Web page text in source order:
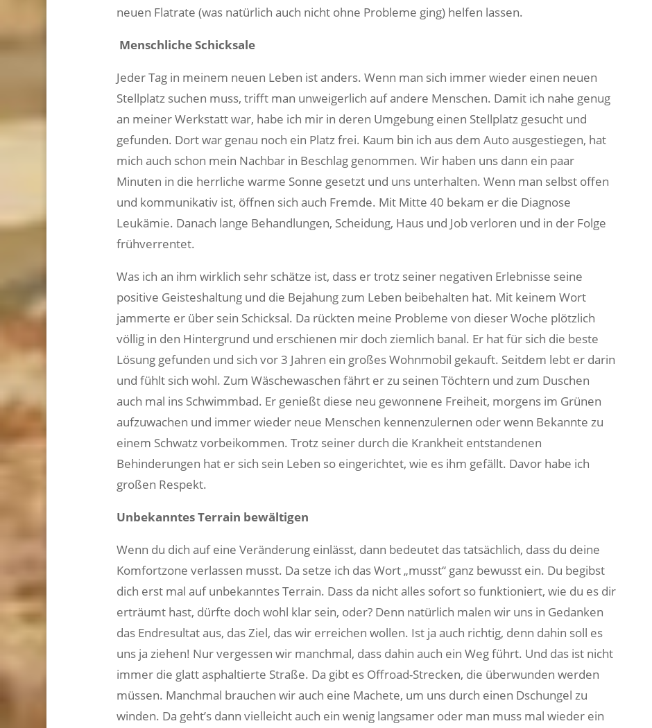
neuen Flatrate (was natürlich auch nicht ohne Probleme ging) helfen lassen.
Menschliche Schicksale
Jeder Tag in meinem neuen Leben ist anders. Wenn man sich immer wieder einen neuen
Stellplatz suchen muss, trifft man unweigerlich auf andere Menschen. Damit ich nahe genug
an meiner Werkstatt war, habe ich mir in deren Umgebung einen Stellplatz gesucht und
gefunden. Dort war genau noch ein Platz frei. Kaum bin ich aus dem Auto ausgestiegen, hat
mich auch schon mein Nachbar in Beschlag genommen. Wir haben uns dann ein paar
Minuten in die herrliche warme Sonne gesetzt und uns unterhalten. Wenn man selbst offen
und kommunikativ ist, öffnen sich auch Fremde. Mit Mitte 40 bekam er die Diagnose
Leukämie. Danach lange Behandlungen, Scheidung, Haus und Job verloren und in der Folge
frühverrentet.
Was ich an ihm wirklich sehr schätze ist, dass er trotz seiner negativen Erlebnisse seine
positive Geisteshaltung und die Bejahung zum Leben beibehalten hat. Mit keinem Wort
jammerte er über sein Schicksal. Da rückten meine Probleme von dieser Woche plötzlich
völlig in den Hintergrund und erschienen mir doch ziemlich banal. Er hat für sich die beste
Lösung gefunden und sich vor 3 Jahren ein großes Wohnmobil gekauft. Seitdem lebt er darin
und fühlt sich wohl. Zum Wäschewaschen fährt er zu seinen Töchtern und zum Duschen
auch mal ins Schwimmbad. Er genießt diese neu gewonnene Freiheit, morgens im Grünen
aufzuwachen und immer wieder neue Menschen kennenzulernen oder wenn Bekannte zu
einem Schwatz vorbeikommen. Trotz seiner durch die Krankheit entstandenen
Behinderungen hat er sich sein Leben so eingerichtet, wie es ihm gefällt. Davor habe ich
großen Respekt.
Unbekanntes Terrain bewältigen
Wenn du dich auf eine Veränderung einlässt, dann bedeutet das tatsächlich, dass du deine
Komfortzone verlassen musst. Da setze ich das Wort „musst“ ganz bewusst ein. Du begibst
dich erst mal auf unbekanntes Terrain. Dass da nicht alles sofort so funktioniert, wie du es dir
erträumt hast, dürfte doch wohl klar sein, oder? Denn natürlich malen wir uns in Gedanken
das Endresultat aus, das Ziel, das wir erreichen wollen. Ist ja auch richtig, denn dahin soll es
uns ja ziehen! Nur vergessen wir manchmal, dass dahin auch ein Weg führt. Und das ist nicht
immer die glatt asphaltierte Straße. Da gibt es Offroad-Strecken, die überwunden werden
müssen. Manchmal brauchen wir auch eine Machete, um uns durch einen Dschungel zu
winden. Da geht’s dann vielleicht auch ein wenig langsamer oder man muss mal wieder ein